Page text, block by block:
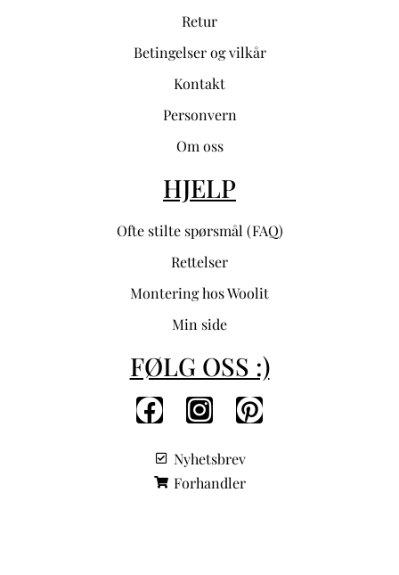
Retur
Betingelser og vilkår
Kontakt
Personvern
Om oss
HJELP
Ofte stilte spørsmål (FAQ)
Rettelser
Montering hos Woolit
Min side
FØLG OSS :)
Nyhetsbrev
Forhandler